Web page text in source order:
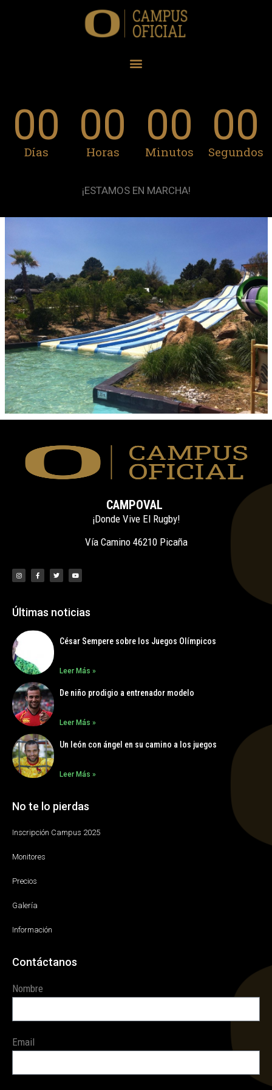
00
Días
00
Horas
00
Minutos
00
Segundos
¡ESTAMOS EN MARCHA!
CAMPOVAL
¡Donde Vive El Rugby!
Vía Camino 46210 Picaña
Últimas noticias
César Sempere sobre los Juegos Olímpicos
Leer Más »
De niño prodigio a entrenador modelo
Leer Más »
Un león con ángel en su camino a los juegos
Leer Más »
No te lo pierdas
Inscripción Campus 2025
Monitores
Precios
Galería
Información
Contáctanos
Nombre
Email